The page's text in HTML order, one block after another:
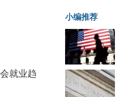
就业趋
小编推荐